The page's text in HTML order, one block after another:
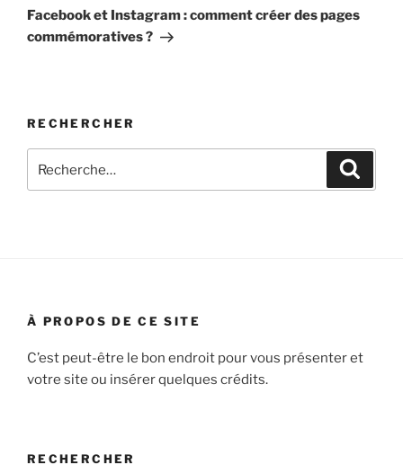
suivant
Facebook et Instagram : comment créer des pages
commémoratives ?
RECHERCHER
pour
À PROPOS DE CE SITE
C’est peut-être le bon endroit pour vous présenter et
votre site ou insérer quelques crédits.
RECHERCHER